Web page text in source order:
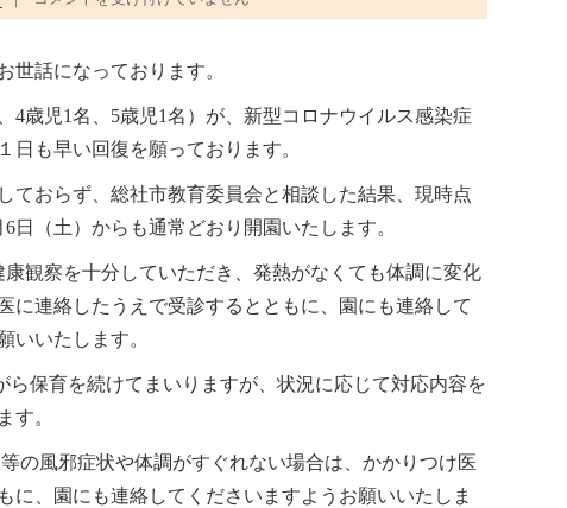
月
日
新
型
コ
ロ
ウ
ル
ス
感
症
係
お
世話になっております。
4歳児1名、5歳児1名）が、新型コロナウイルス感染症
日も早い回復を願っております。
ておらず、総社市教育委員会と相談した結果、現時点
日（土）からも通常どおり開園いたします。
観察を十分していただき、発熱がなくても体調に変化
に連絡したうえで受診するとともに、園にも連絡して
いいたします。
保育を続けてまいりますが、状況に応じて対応内容を
す。
の風邪症状や体調がすぐれない場合は、かかりつけ医
に、園にも連絡してくださいますようお願いいたしま